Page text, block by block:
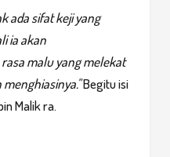
ada sifat keji yang
ia akan
malu yang melekat
Begitu isi
Malik ra.